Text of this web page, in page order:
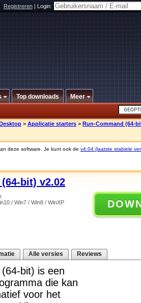
Registreren|Login:
Top downloads Meer
> Applicatie starters > Run-Command (64-
deze software. Je kunt ook de v4.04 (laatste stabiele
bit) v2.02
/ Win7 / Win8 / WinXP
Alle versies Reviews
(64-bit) is een
die kan
voor het